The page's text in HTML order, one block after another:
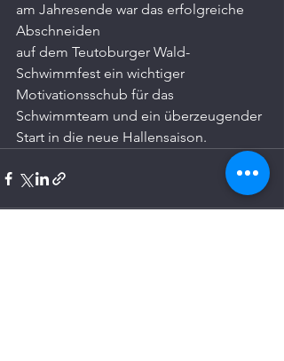
am Jahresende war das erfolgreiche
Abschneiden
auf dem Teutoburger Wald-
Schwimmfest ein wichtiger
Motivationsschub für das
Schwimmteam und ein überzeugender
Start in die neue Hallensaison.